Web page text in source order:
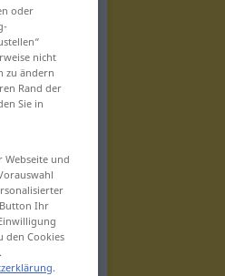
oder
nicht
zu ändern
Rand der
Sie in
und
Ihr
den Cookies
.